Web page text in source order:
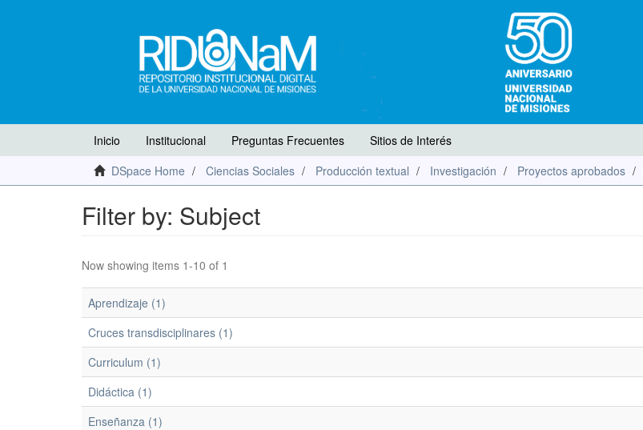
Inicio Institucional Preguntas Frecuentes
Sitios de Interés
DSpace Home
Ciencias Sociales Producción textual Investigación Proyectos aprobados
Filter by: Subject
Now showing items 1-10 of 1
Aprendizaje (1)
Cruces transdisciplinares (1)
Curriculum (1)
Didáctica (1)
Enseñanza (1)